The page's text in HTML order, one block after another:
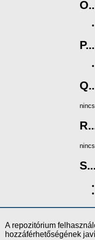
P...
S...
A repozitórium
hozzáférhetőségének